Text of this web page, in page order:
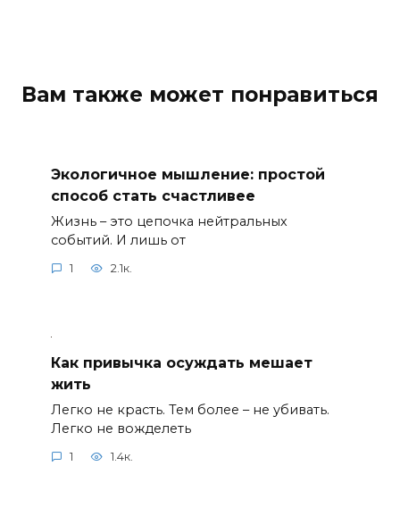
Вам также может понравиться
Экологичное мышление: простой
способ стать счастливее
Жизнь – это цепочка нейтральных
событий. И лишь от
1 2.1к.
Как привычка осуждать мешает
жить
Легко не красть. Тем более – не убивать.
Легко не вожделеть
1 1.4к.